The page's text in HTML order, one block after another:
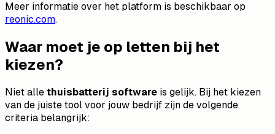
Meer informatie over het platform is beschikbaar op
reonic.com.
Waar moet je op letten bij het
kiezen?
Niet alle thuisbatterij software is gelijk. Bij het kiezen
van de juiste tool voor jouw bedrijf zijn de volgende
criteria belangrijk: